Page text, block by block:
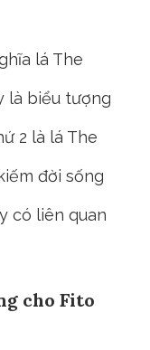
lá The
là biểu tượng
2 là lá The
đời sống
có liên quan
cho Fito